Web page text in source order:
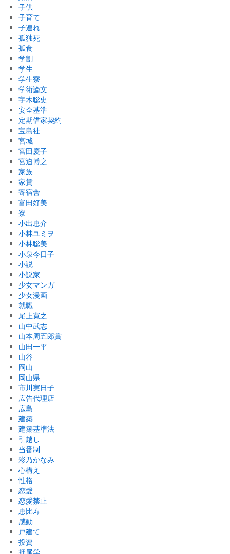
子供
子育て
子連れ
孤独死
孤食
学割
学生
学生寮
学術論文
宇木聡史
安全基準
定期借家契約
宝島社
宮城
宮田慶子
宮迫博之
家族
家賃
寄宿舎
富田好美
寮
小出恵介
小林ユミヲ
小林聡美
小泉今日子
小説
小説家
少女マンガ
少女漫画
就職
尾上寛之
山中武志
山本周五郎賞
山田一平
山谷
岡山
岡山県
市川実日子
広告代理店
広島
建築
建築基準法
引越し
当番制
彩乃かなみ
心構え
性格
恋愛
恋愛禁止
恵比寿
感動
戸建て
投資